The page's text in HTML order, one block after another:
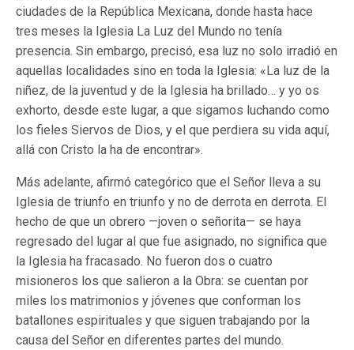
ciudades de la República Mexicana, donde hasta hace
tres meses la Iglesia La Luz del Mundo no tenía
presencia. Sin embargo, precisó, esa luz no solo irradió en
aquellas localidades sino en toda la Iglesia: «La luz de la
niñez, de la juventud y de la Iglesia ha brillado… y yo os
exhorto, desde este lugar, a que sigamos luchando como
los fieles Siervos de Dios, y el que perdiera su vida aquí,
allá con Cristo la ha de encontrar».
Más adelante, afirmó categórico que el Señor lleva a su
Iglesia de triunfo en triunfo y no de derrota en derrota. El
hecho de que un obrero —joven o señorita— se haya
regresado del lugar al que fue asignado, no significa que
la Iglesia ha fracasado. No fueron dos o cuatro
misioneros los que salieron a la Obra: se cuentan por
miles los matrimonios y jóvenes que conforman los
batallones espirituales y que siguen trabajando por la
causa del Señor en diferentes partes del mundo.